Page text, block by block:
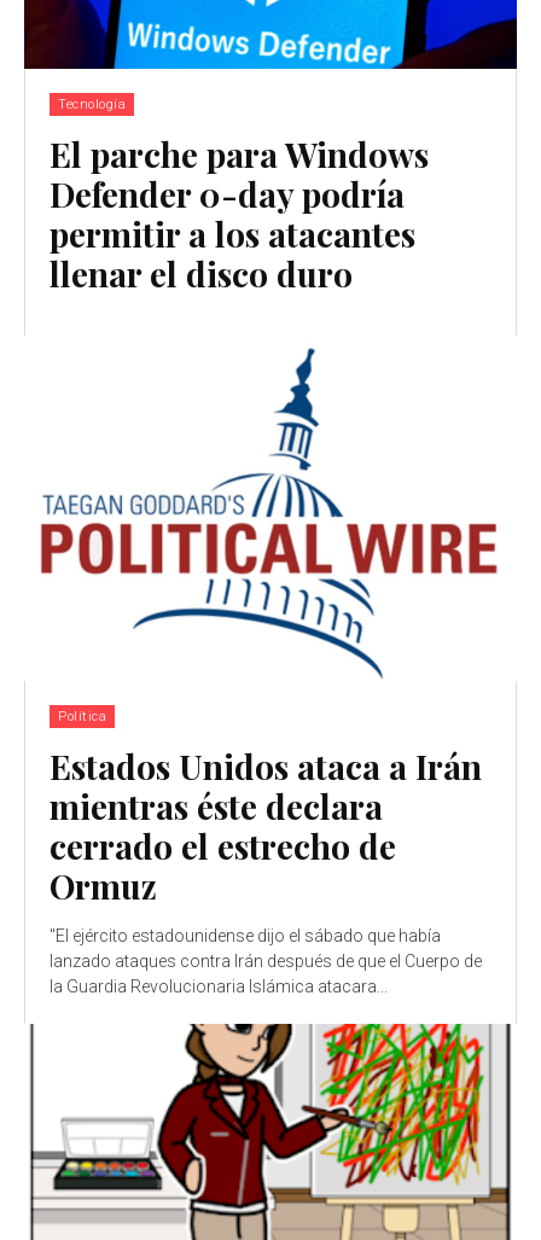
Tecnología
El parche para Windows
Defender 0-day podría
permitir a los atacantes
llenar el disco duro
Política
Estados Unidos ataca a Irán
mientras éste declara
cerrado el estrecho de
Ormuz
"El ejército estadounidense dijo el sábado que había
lanzado ataques contra Irán después de que el Cuerpo de
la Guardia Revolucionaria Islámica atacara...